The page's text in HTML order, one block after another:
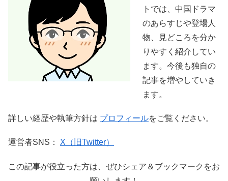
トでは、中国ドラマ
のあらすじや登場人
物、見どころを分か
りやすく紹介してい
ます。今後も独自の
記事を増やしていき
ます。
詳しい経歴や執筆方針は プロフィールをご覧ください。
運営者SNS： X（旧Twitter）
この記事が役立った方は、ぜひシェア＆ブックマークをお